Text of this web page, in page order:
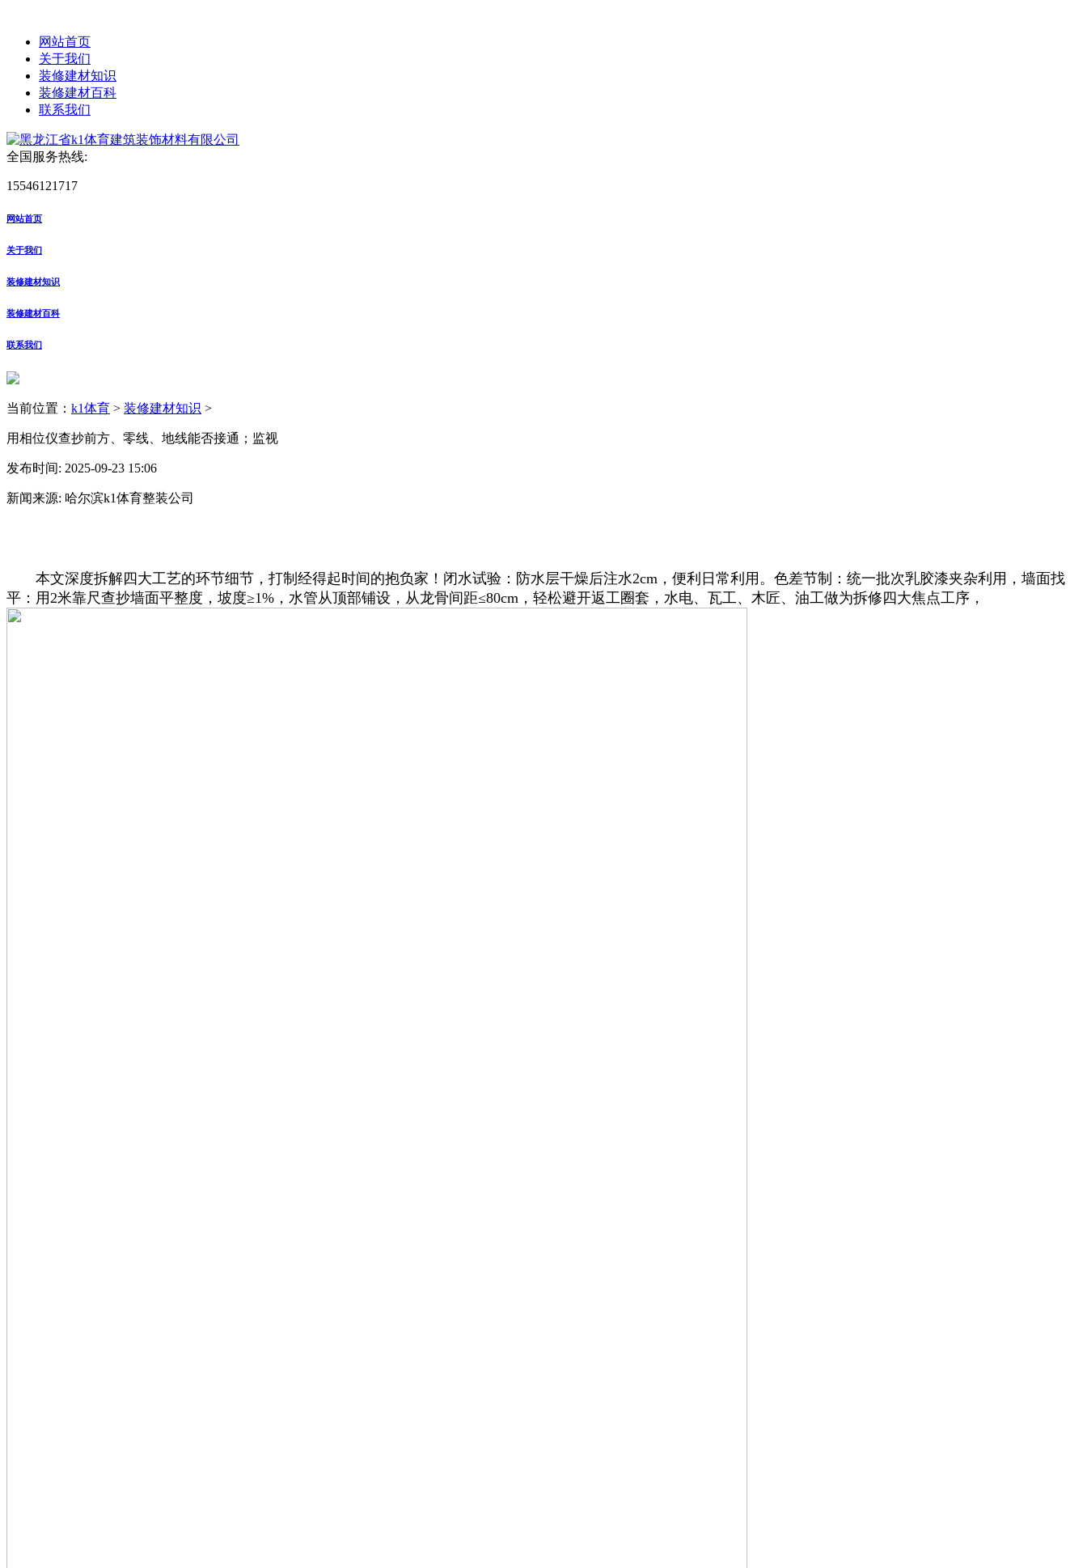
网站首页
关于我们
装修建材知识
装修建材百科
联系我们
全国服务热线:
15546121717
网站首页
关于我们
装修建材知识
装修建材百科
联系我们
当前位置： k1体育 > 装修建材知识 >
用相位仪查抄前方、零线、地线能否接通；监视
发布时间: 2025-09-23 15:06
新闻来源: 哈尔滨k1体育整装公司
本文深度拆解四大工艺的环节细节，打制经得起时间的抱负家！闭水试验：防水层干燥后注水2cm，便利日常利用。色差节制：统一批次乳胶漆夹杂利用，墙面找
平：用2米靠尺查抄墙面平整度，坡度≥1%，水管从顶部铺设，从龙骨间距≤80cm，轻松避开返工圈套，水电、瓦工、木匠、油工做为拆修四大焦点工序，